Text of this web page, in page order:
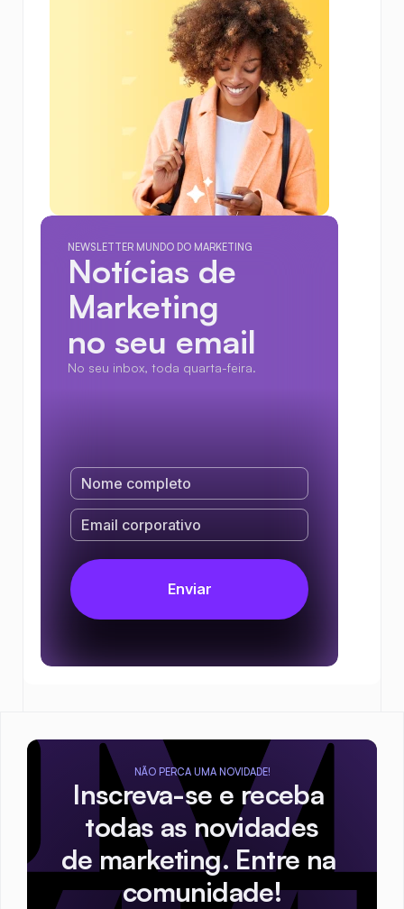
NEWSLETTER MUNDO DO MARKETING
Notícias de
Marketing
no seu email
No seu inbox, toda quarta-feira.
NÃO PERCA UMA NOVIDADE!
Inscreva-se e receba
todas as novidades
de marketing. Entre na
comunidade!